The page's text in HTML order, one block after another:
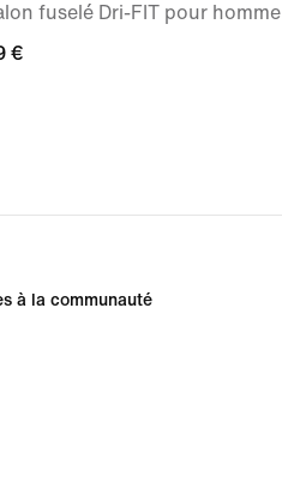
fuselé Dri-FIT pour homme
€
€
à la communauté